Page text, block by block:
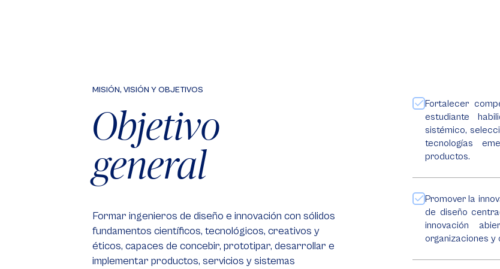
MISIÓN, VISIÓN Y OBJETIVOS
Objetivo
general
Formar ingenieros de diseño e innovación con sólidos
fundamentos científicos, tecnológicos, creativos y
éticos, capaces de concebir, prototipar, desarrollar e
implementar productos, servicios y sistemas
Fortalecer
estudiante
sistémico,
tecnologías
productos.
Promover la
de diseño
innovación
organizaciones y